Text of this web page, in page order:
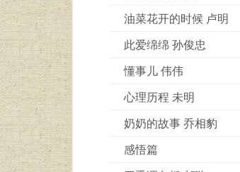
油菜花开的时候 卢明
此爱绵绵 孙俊忠
懂事儿 伟伟
心理历程 未明
奶奶的故事 乔相豹
感悟篇